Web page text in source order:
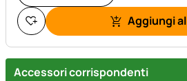
Aggiungi
Accessori corrispondenti